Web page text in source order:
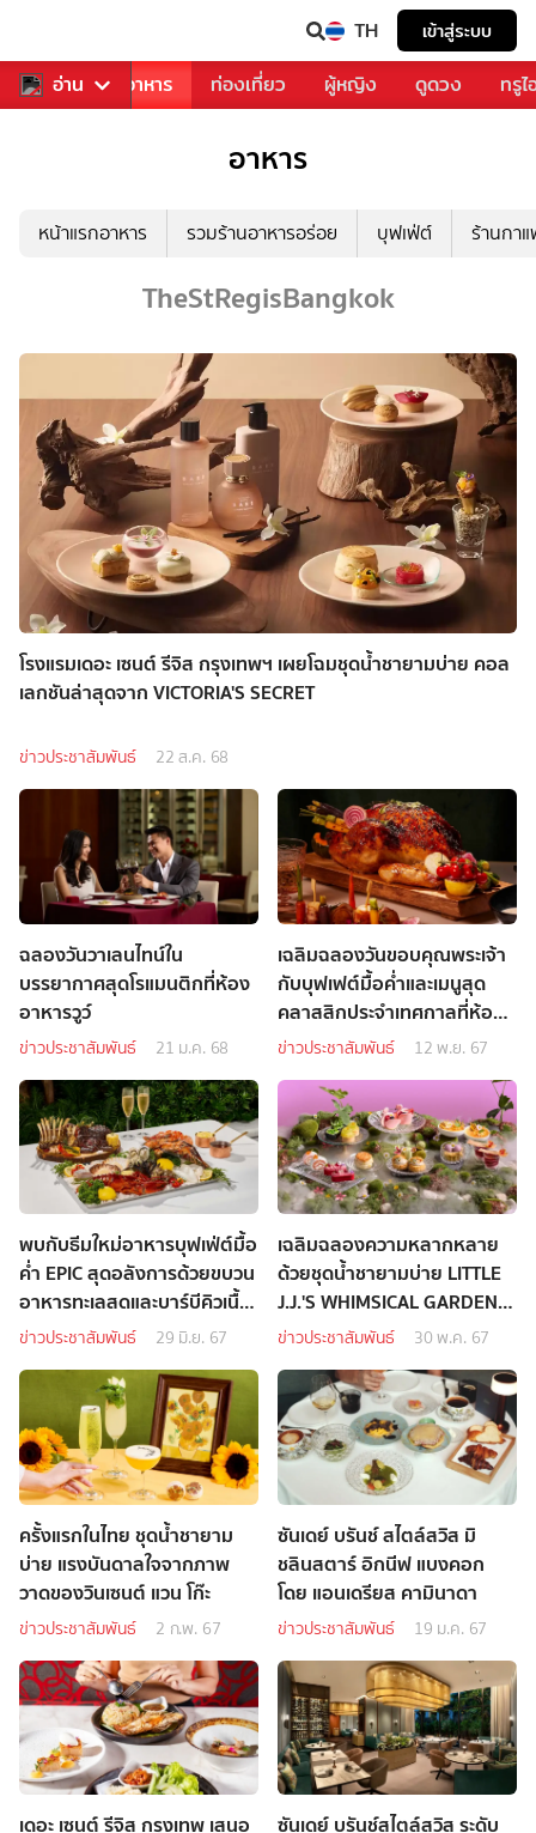
TH เข้าสู่ระบบ
อ่าน
การเพลง อาหาร ท่องเที่ยว ผู้หญิง ดูดวง ทรู
อาหาร
หน้าแรกอาหาร รวมร้านอาหารอร่อย บุฟเฟ่ต์ ร้านกา
TheStRegisBangkok
โรงแรมเดอะ เซนต์ รีจิส กรุงเทพฯ เผยโฉมชุดน้ำชายามบ่าย คอล
เลกชันล่าสุดจาก VICTORIA'S SECRET
ข่าวประชาสัมพันธ์ 22 ส.ค. 68
ฉลองวันวาเลนไทน์ใน
บรรยากาศสุดโรแมนติกที่ห้อง
อาหารวูว์
ข่าวประชาสัมพันธ์ 21 ม.ค. 68
เฉลิมฉลองวันขอบคุณพระเจ้า
กับบุฟเฟต์มื้อค่ำและเมนูสุด
คลาสสิกประจำเทศกาลที่ห้อง
อาหารวูว์ ณ โรงแรมเดอะ เซนต์
ข่าวประชาสัมพันธ์ 12 พ.ย. 67
พบกับธีมใหม่อาหารบุฟเฟ่ต์มื้อ
ค่ำ EPIC สุดอลังการด้วยขบวน
อาหารทะเลสดและบาร์บีคิวเนื้อ
ย่าง
ข่าวประชาสัมพันธ์ 29 มิ.ย. 67
เฉลิมฉลองความหลากหลาย
ด้วยชุดน้ำชายามบ่าย LITTLE
J.J.'S WHIMSICAL GARDEN
สวนชวนฝันของลิตเติ้ลเจเจ
ข่าวประชาสัมพันธ์ 30 พ.ค. 67
ครั้งแรกในไทย ชุดน้ำชายาม
บ่าย แรงบันดาลใจจากภาพ
วาดของวินเซนต์ แวน โก๊ะ
ข่าวประชาสัมพันธ์ 2 ก.พ. 67
ซันเดย์ บรันช์ สไตล์สวิส มิ
ชลินสตาร์ อิกนีฟ แบงคอก
โดย แอนเดรียส คามินาดา
ข่าวประชาสัมพันธ์ 19 ม.ค. 67
เดอะ เซนต์ รีจิส กรุงเทพ เสนอ
ซันเดย์ บรันช์สไตล์สวิส ระดับ